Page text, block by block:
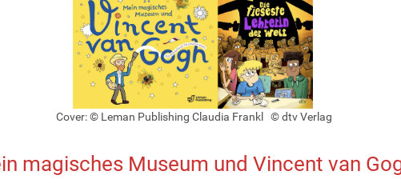
Cover: © Leman Publishing Claudia Frankl © dtv Verlag
magisches Museum und Vincent van